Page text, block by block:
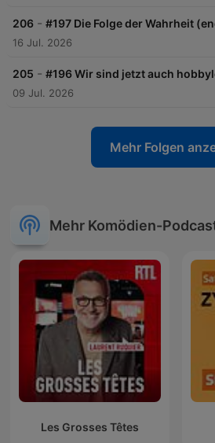
206 - #197 Die Folge der Wahrheit
16 Jul. 2026
205 - #196 Wir sind jetzt auch
09 Jul. 2026
Mehr Folgen
Mehr Komödien-
Les Grosses Têtes